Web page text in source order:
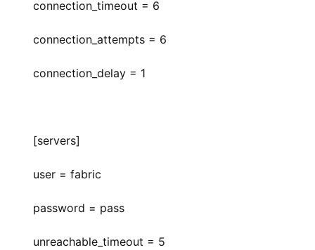
connection_timeout = 6
connection_attempts = 6
connection_delay = 1
[servers]
user = fabric
password = pass
unreachable_timeout = 5